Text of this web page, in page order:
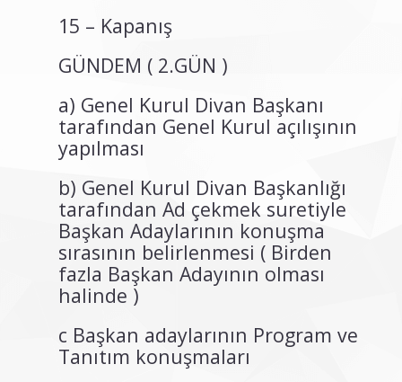
15 – Kapanış
GÜNDEM ( 2.GÜN )
a) Genel Kurul Divan Başkanı
tarafından Genel Kurul açılışının
yapılması
b) Genel Kurul Divan Başkanlığı
tarafından Ad çekmek suretiyle
Başkan Adaylarının konuşma
sırasının belirlenmesi ( Birden
fazla Başkan Adayının olması
halinde )
c Başkan adaylarının Program ve
Tanıtım konuşmaları